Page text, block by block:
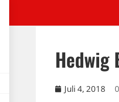
Hedwig
Juli 4, 2018